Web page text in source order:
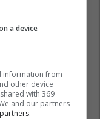
a device
information from
other device
with 369
and our partners